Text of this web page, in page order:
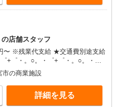
の店舗スタッフ
〜 ※残業代支給 ★交通費別途支給
支給(規定有) お友達を紹介
ィブ支給(規定有) ★月2回払
（規程有）★ ゜・。○。・゜
+゜
市の商業施設
詳細を見る